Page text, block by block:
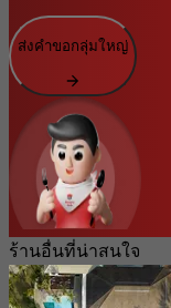
ส่งคำขอกลุ่มใหญ่
ร้านอื่นที่น่าสนใจ